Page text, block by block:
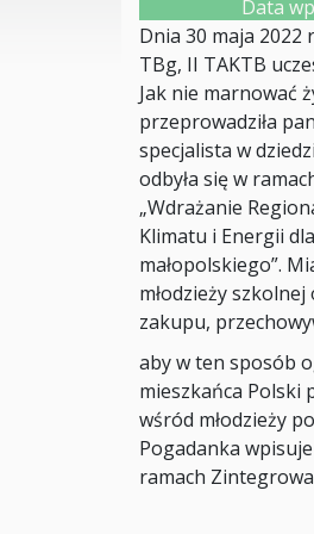
Data
Dnia 30 maja 2022
TBg, II TAKTB
Jak nie marnować
przeprowadziła
specjalista w
odbyła się w
„Wdrażanie
Klimatu i Energii
małopolskiego”.
młodzieży
zakupu,
aby w ten sposób
mieszkańca Polski
wśród młodzieży
Pogadanka
ramach